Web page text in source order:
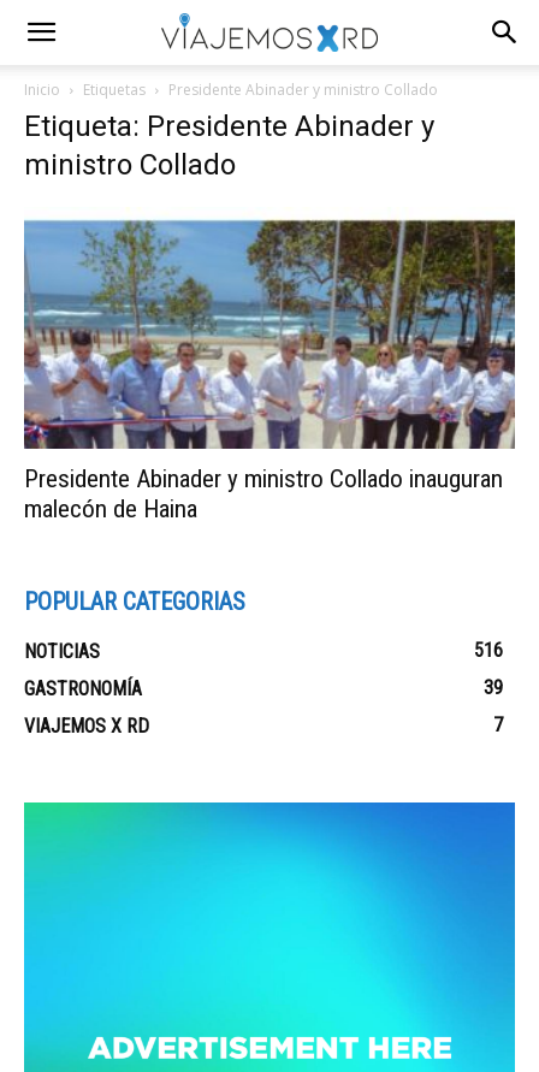
Inicio Etiquetas Presidente Abinader y ministro Collado
Etiqueta: Presidente Abinader y
ministro Collado
Presidente Abinader y ministro Collado inauguran
malecón de Haina
POPULAR CATEGORIAS
NOTICIAS
516
GASTRONOMÍA
39
VIAJEMOS X RD
7